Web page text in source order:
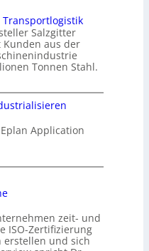
Salzgitter
Kunden aus der
Tonnen Stahl.
Application
zeit- und
ISO-Zertifizierung
und sich